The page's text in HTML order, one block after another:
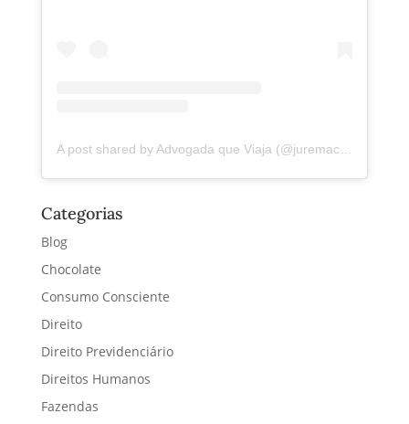
A post shared by Advogada que Viaja (@juremacintra)
Categorias
Blog
Chocolate
Consumo Consciente
Direito
Direito Previdenciário
Direitos Humanos
Fazendas